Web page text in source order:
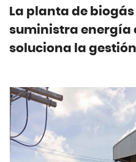
La planta de biogás
suministra energía
soluciona la